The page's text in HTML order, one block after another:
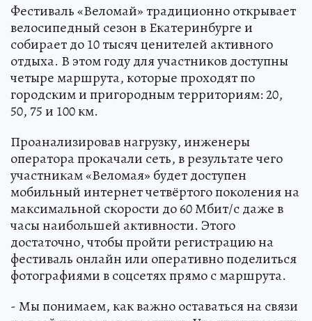
Фестиваль «Веломай» традиционно открывает
велосипедный сезон в Екатеринбурге и
собирает до 10 тысяч ценителей активного
отдыха. В этом году для участников доступны
четыре маршрута, которые проходят по
городским и пригородным территориям: 20,
50, 75 и 100 км.
Проанализировав нагрузку, инженеры
оператора прокачали сеть, в результате чего
участникам «Веломая» будет доступен
мобильный интернет четвёртого поколения на
максимальной скорости до 60 Мбит/с даже в
часы наибольшей активности. Этого
достаточно, чтобы пройти регистрацию на
фестиваль онлайн или оперативно поделиться
фотографиями в соцсетях прямо с маршрута.
- Мы понимаем, как важно оставаться на связи